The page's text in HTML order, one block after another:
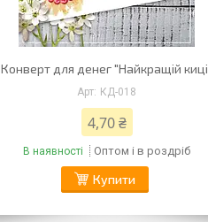
Конверт для денег "Найкращій
КД-018
4,70 ₴
В наявності Оптом і в роздріб
Купити